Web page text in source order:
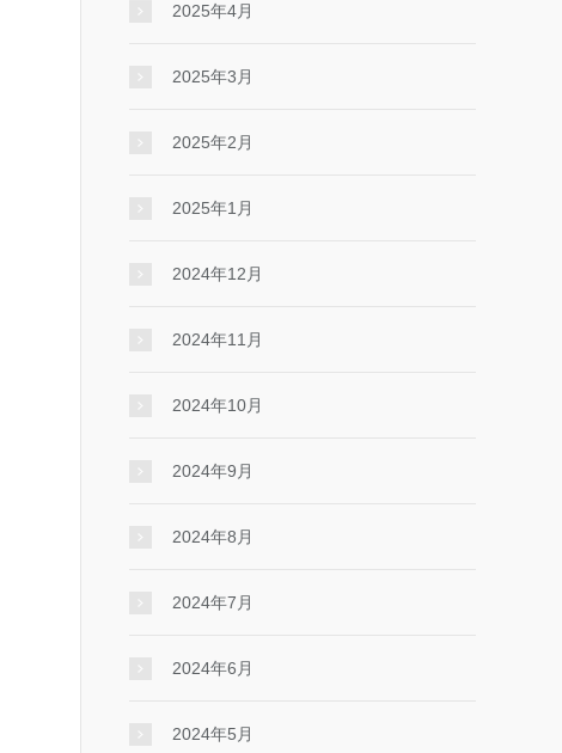
2025年4月
2025年3月
2025年2月
2025年1月
2024年12月
2024年11月
2024年10月
2024年9月
2024年8月
2024年7月
2024年6月
2024年5月